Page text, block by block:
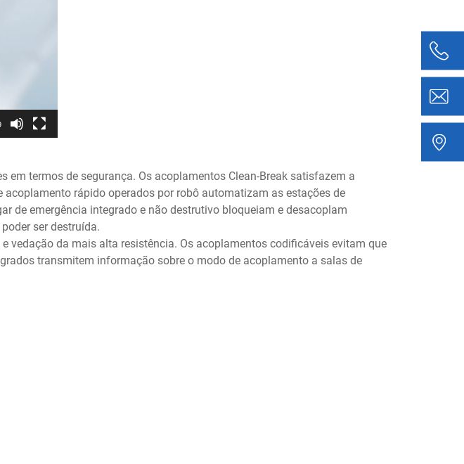
termos de segurança. Os acoplamentos Clean-Break satisfazem a
rápido operados por robô automatizam as estações de
de emergência integrado e não destrutivo bloqueiam e desacoplam
ser destruída.
vedação da mais alta resistência. Os acoplamentos codificáveis evitam que
transmitem informação sobre o modo de acoplamento a salas de